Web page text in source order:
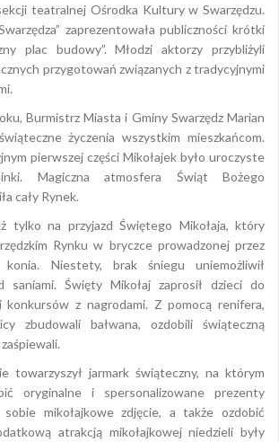
teatralnej Ośrodka Kultury w Swarzędzu.
zaprezentowała publiczności krótki
plac budowy”. Młodzi aktorzy przybliżyli
przygotowań związanych z tradycyjnymi
Burmistrz Miasta i Gminy Swarzędz Marian
życzenia wszystkim mieszkańcom.
pierwszej części Mikołajek było uroczyste
Magiczna atmosfera Świąt Bożego
cały Rynek.
tylko na przyjazd Świętego Mikołaja, który
Rynku w bryczce prowadzonej przez
Niestety, brak śniegu uniemożliwił
saniami. Święty Mikołaj zaprosił dzieci do
konkursów z nagrodami. Z pomocą renifera,
zbudowali bałwana, ozdobili świąteczną
towarzyszył jarmark świąteczny, na którym
oryginalne i spersonalizowane prezenty
mikołajkowe zdjęcie, a także ozdobić
atrakcją mikołajkowej niedzieli były